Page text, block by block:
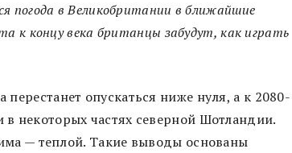
погода в Великобритании в ближайшие
к концу века британцы забудут, как играть
опускаться ниже нуля, а к 2080-
некоторых частях северной Шотландии.
— теплой. Такие выводы основаны